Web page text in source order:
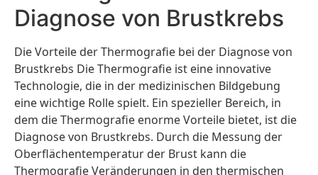
Diagnose von Brustkrebs
Die Vorteile der Thermografie bei der Diagnose von
Brustkrebs Die Thermografie ist eine innovative
Technologie, die in der medizinischen Bildgebung
eine wichtige Rolle spielt. Ein spezieller Bereich, in
dem die Thermografie enorme Vorteile bietet, ist die
Diagnose von Brustkrebs. Durch die Messung der
Oberflächentemperatur der Brust kann die
Thermografie Veränderungen in den thermischen